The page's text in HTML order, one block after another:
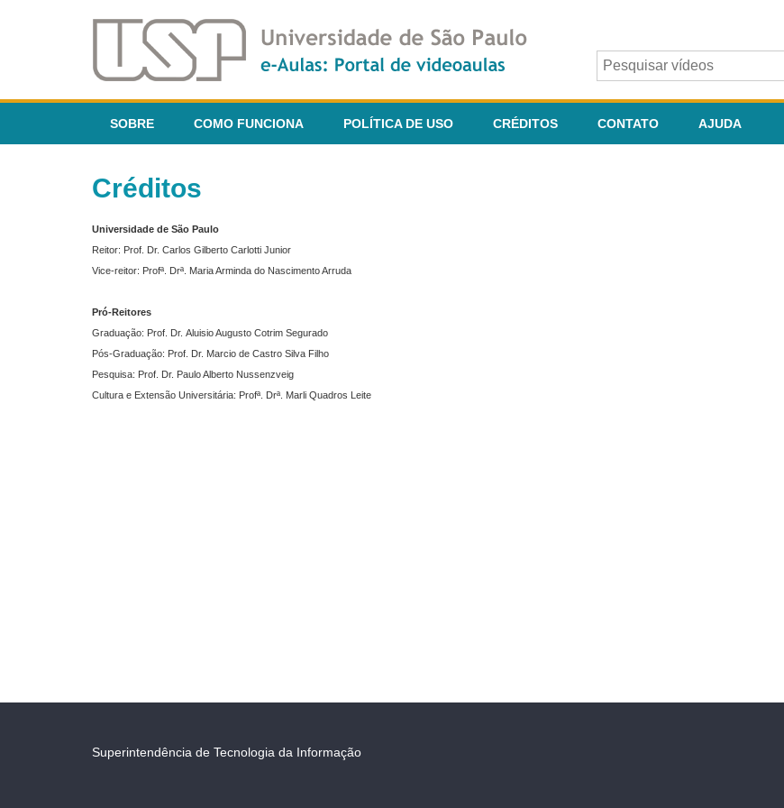
SOBRE COMO FUNCIONA POLÍTICA DE USO CRÉDITOS CONTATO AJUDA
Créditos
Universidade de São Paulo
Reitor: Prof. Dr. Carlos Gilberto Carlotti Junior
Vice-reitor: Profª. Drª. Maria Arminda do Nascimento Arruda
Pró-Reitores
Graduação: Prof. Dr. Aluisio Augusto Cotrim Segurado
Pós-Graduação: Prof. Dr. Marcio de Castro Silva Filho
Pesquisa: Prof. Dr. Paulo Alberto Nussenzveig
Cultura e Extensão Universitária: Profª. Drª. Marli Quadros Leite
Superintendência de Tecnologia da Informação